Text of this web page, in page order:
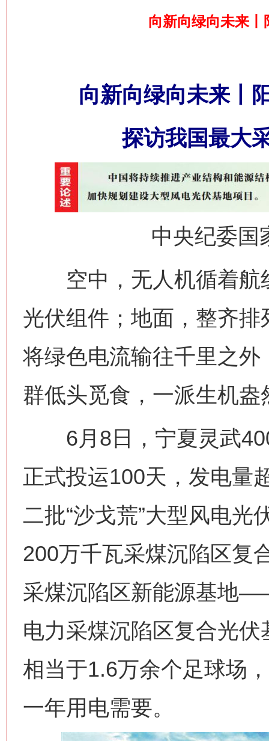
向新向绿向未来
向新向绿向未来丨
探访我国最大
中央纪委国
空中，无人机循着航
光伏组件；地面，整齐排
将绿色电流输往千里之
群低头觅食，一派生机盎
6月8日，宁夏灵武
正式投运100天，发电量
二批“沙戈荒”大型风电
200万千瓦采煤沉陷区复
采煤沉陷区新能源基地
电力采煤沉陷区复合光
相当于1.6万余个足球场
一年用电需要。